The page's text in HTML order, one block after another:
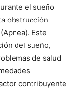
el sueño
obstrucción
Este
del sueño,
de salud
contribuyente